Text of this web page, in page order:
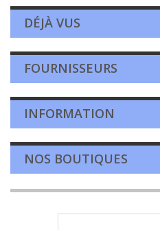
DÉJÀ VUS
FOURNISSEURS
INFORMATION
NOS BOUTIQUES